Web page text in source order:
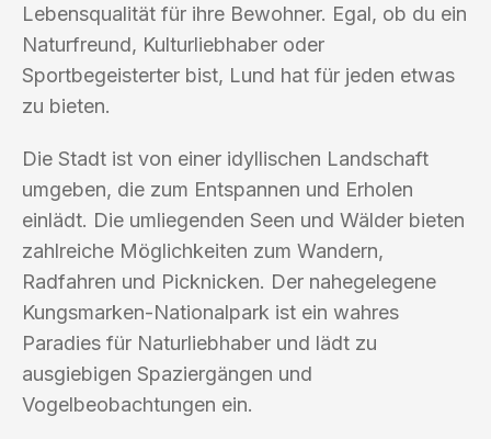
Lebensqualität für ihre Bewohner. Egal, ob du ein
Naturfreund, Kulturliebhaber oder
Sportbegeisterter bist, Lund hat für jeden etwas
zu bieten.
Die Stadt ist von einer idyllischen Landschaft
umgeben, die zum Entspannen und Erholen
einlädt. Die umliegenden Seen und Wälder bieten
zahlreiche Möglichkeiten zum Wandern,
Radfahren und Picknicken. Der nahegelegene
Kungsmarken-Nationalpark ist ein wahres
Paradies für Naturliebhaber und lädt zu
ausgiebigen Spaziergängen und
Vogelbeobachtungen ein.